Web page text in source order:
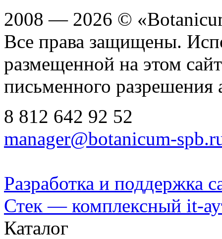
2008 — 2026 ©
Все права защищены.
размещенной на этом
письменного разрешения
8 812 642 92 52
manager@botanicum-
Разработка и поддержка
Стек — комплексный it-
Каталог